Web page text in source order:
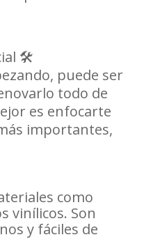
🛠️
puede ser
todo de
es enfocarte
importantes,
como
vinílicos. Son
y fáciles de